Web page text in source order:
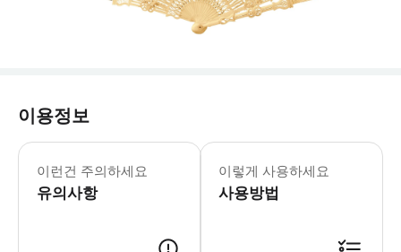
이용정보
이런건 주의하세요
유의사항
이렇게 사용하세요
사용방법